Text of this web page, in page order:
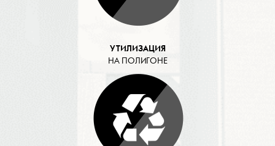
УТИЛИЗАЦИЯ
НА ПОЛИГОНЕ